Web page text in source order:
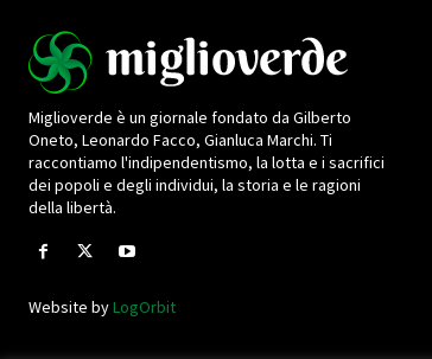
Miglioverde è un giornale fondato da Gilberto
Oneto, Leonardo Facco, Gianluca Marchi. Ti
raccontiamo l'indipendentismo, la lotta e i sacrifici
dei popoli e degli individui, la storia e le ragioni
della libertà.
Website byLogOrbit